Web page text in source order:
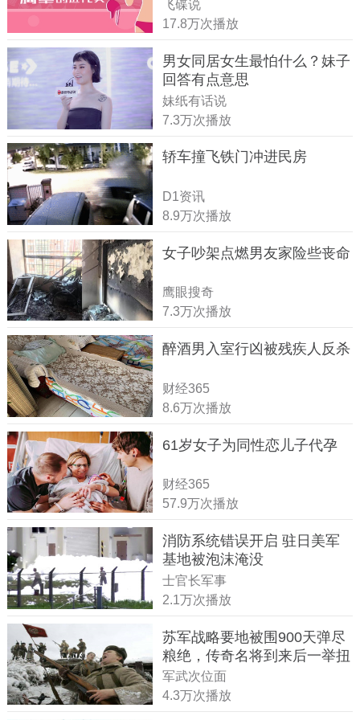
飞碟说
17.8万次播放
男女同居女生最怕什么？妹子
回答有点意思
妹纸有话说
7.3万次播放
轿车撞飞铁门冲进民房
D1资讯
8.9万次播放
女子吵架点燃男友家险些丧命
鹰眼搜奇
7.3万次播放
醉酒男入室行凶被残疾人反杀
财经365
8.6万次播放
61岁女子为同性恋儿子代孕
财经365
57.9万次播放
消防系统错误开启 驻日美军
基地被泡沫淹没
士官长军事
2.1万次播放
苏军战略要地被围900天弹尽
粮绝，传奇名将到来后一举扭
转战局
军武次位面
4.3万次播放